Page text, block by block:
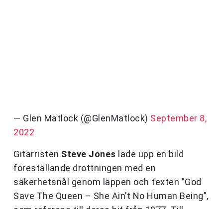
— Glen Matlock (@GlenMatlock) September 8,
2022
Gitarristen Steve Jones lade upp en bild
föreställande drottningen med en
säkerhetsnål genom läppen och texten ”God
Save The Queen – She Ain’t No Human Being”,